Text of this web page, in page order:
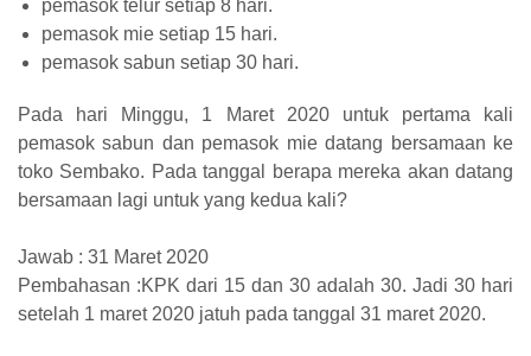
pemasok telur setiap 8 hari.
pemasok mie setiap 15 hari.
pemasok sabun setiap 30 hari.
Pada hari Minggu, 1 Maret 2020 untuk pertama kali
pemasok sabun dan pemasok mie datang bersamaan ke
toko Sembako. Pada tanggal berapa mereka akan datang
bersamaan lagi untuk yang kedua kali?
Jawab : 31 Maret 2020
Pembahasan :KPK dari 15 dan 30 adalah 30. Jadi 30 hari
setelah 1 maret 2020 jatuh pada tanggal 31 maret 2020.